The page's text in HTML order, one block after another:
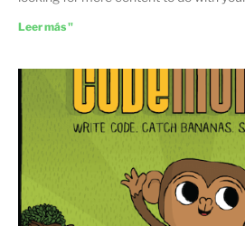
Leer más "